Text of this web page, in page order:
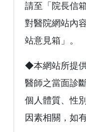
請至「院長信
對醫院網站內
站意見箱」。
◆本網站所提
醫師之當面診
個人體質、性
因素相關，如